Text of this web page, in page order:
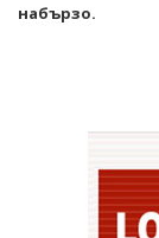
набързо.